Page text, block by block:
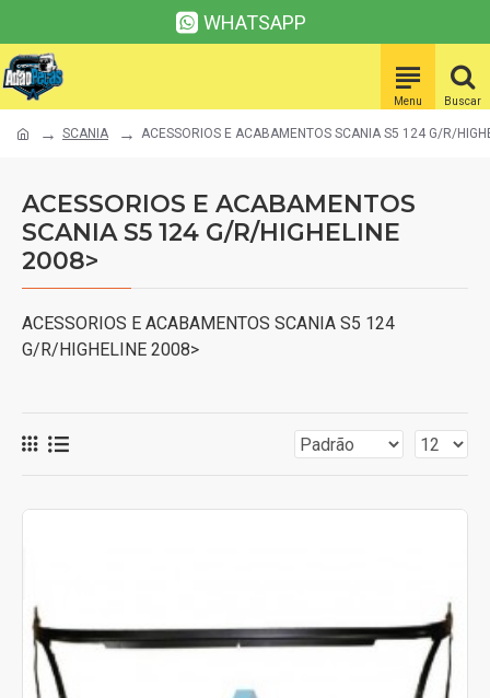
WHATSAPP
SCANIA ACESSORIOS E ACABAMENTOS SCANIA S5 124 G/R/
ACESSORIOS E ACABAMENTOS
SCANIA S5 124 G/R/HIGHELINE
2008>
ACESSORIOS E ACABAMENTOS SCANIA S5 124
G/R/HIGHELINE 2008>